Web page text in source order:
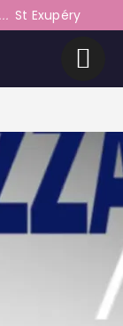
St Exupéry